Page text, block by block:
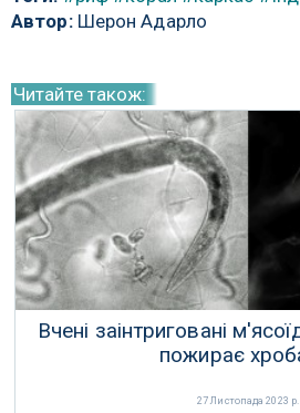
Автор:Шерон Адарло
Читайте також:
Вчені заінтриговані
пожирає
27 Листопада 2023 р.